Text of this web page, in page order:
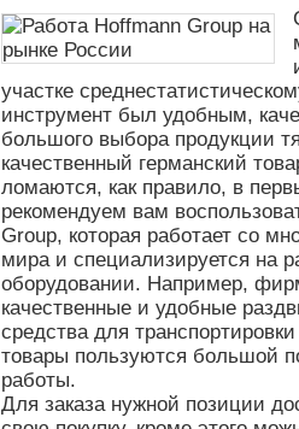
участке
инструмент был удобным,
большого выбора продукции
качественный германский
ломаются, как правило, в
рекомендуем вам
Group, которая работает со
мира и специализируется на
оборудовании. Например,
качественные и удобные
средства для
товары пользуются большой
работы.
Для заказа нужной позиции